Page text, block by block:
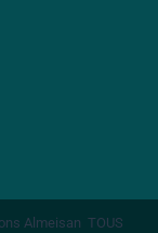
Almeisan TOUS